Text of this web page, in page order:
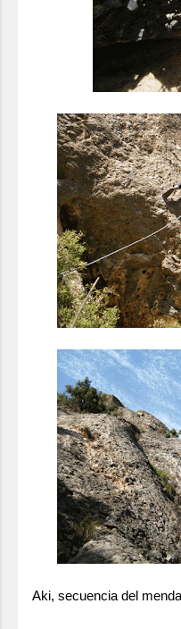
Aki, secuencia del